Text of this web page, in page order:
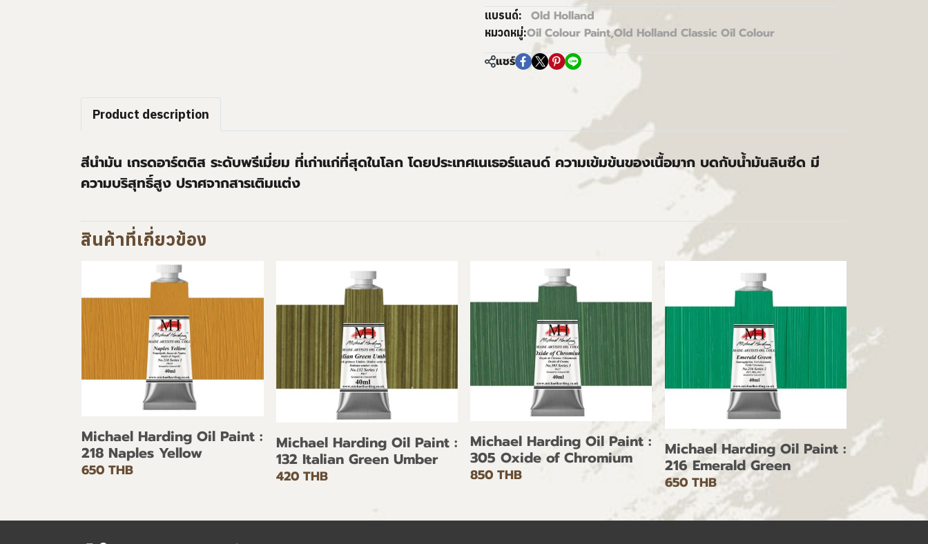
แบรนด์: Old Holland
หมวดหมู่:Oil Colour Paint,Old Holland Classic Oil Colour
แชร์
Product description
สีนำมัน เกรดอาร์ตติส ระดับพรีเมี่ยม ที่เก่าแก่ที่สุดในโลก โดยประเทศเนเธอร์แลนด์ ความเข้มข้นของเนื้อมาก บดกับน้ำมันลินซีด มี
ความบริสุทธิ์สูง ปราศจากสารเติมแต่ง
สินค้าที่เกี่ยวข้อง
Michael Harding Oil Paint :
218 Naples Yellow
650 THB
Michael Harding Oil Paint :
132 Italian Green Umber
420 THB
Michael Harding Oil Paint :
305 Oxide of Chromium
850 THB
Michael Harding Oil Paint :
216 Emerald Green
650 THB